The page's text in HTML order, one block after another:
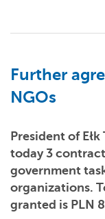
Further
NGOs
President of
today 3
government
organizations.
granted is PLN